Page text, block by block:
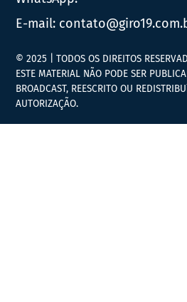
E-mail:
© 2025 | TODOS OS DIREITOS
ESTE MATERIAL NÃO PODE SER
BROADCAST, REESCRITO OU
AUTORIZAÇÃO.